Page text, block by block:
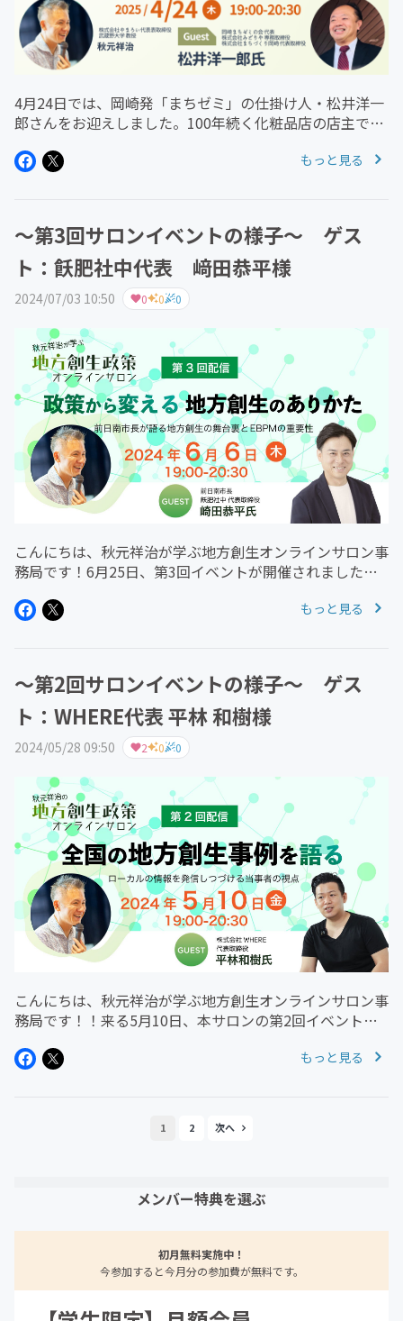
4月24日では、岡崎発「まちゼミ」の仕掛け人・松井洋一
郎さんをお迎えしました。100年続く化粧品店の店主であ
伝える実践者。「まちゼミ」とは何か？そして、「地方創
もっと見る
～第3回サロンイベントの様子～ ゲス
ト：飫肥社中代表 﨑田恭平様
2024/07/03 10:50 0 0 0
こんにちは、秋元祥治が学ぶ地方創生オンラインサロン事
務局です！6月25日、第3回イベントが開催されました！
場。地方自治体と民間企業の連携方法や、エビデンスベー
もっと見る
～第2回サロンイベントの様子～ ゲス
ト：WHERE代表 平林 和樹様
2024/05/28 09:50 2 0 0
こんにちは、秋元祥治が学ぶ地方創生オンラインサロン事
務局です！！来る5月10日、本サロンの第2回イベントが
国から集う地域経済サミットSHARE by WHERE主催 100
もっと見る
1 2
メンバー特典を選ぶ
初月無料実施中！
今参加すると今月分の参加費が無料です。